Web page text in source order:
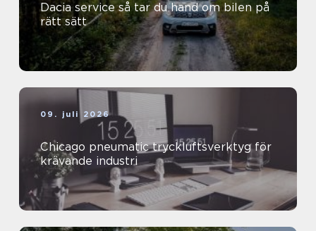
Dacia service så tar du hand om bilen på
rätt sätt
09. juli 2026
Chicago pneumatic tryckluftsverktyg för
krävande industri